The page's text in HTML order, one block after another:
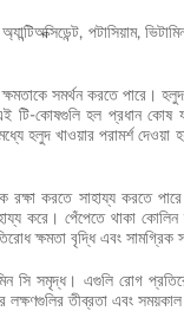
পটাসিয়াম,
সমর্থন করতে পারে।
টি-কোষগুলি হল প্রধান
হলুদ খাওয়ার পরামর্শ
করতে সাহায্য করতে
করে। পেঁপেতে থাকা
ক্ষমতা বৃদ্ধি এবং
সি সমৃদ্ধ। এগুলি রোগ
লক্ষণগুলির তীব্রতা এবং